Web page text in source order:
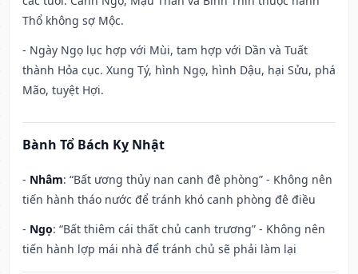
Thổ không sợ Mộc.
- Ngày Ngọ lục hợp với Mùi, tam hợp với Dần và Tuất
thành Hỏa cục. Xung Tý, hình Ngọ, hình Dậu, hại Sửu, phá
Mão, tuyệt Hợi.
Bành Tổ Bách Kỵ Nhật
- Nhâm: “Bất ương thủy nan canh đê phòng” - Không nên
tiến hành tháo nước để tránh khó canh phòng đê điều
- Ngọ: “Bất thiêm cái thất chủ canh trương” - Không nên
tiến hành lợp mái nhà để tránh chủ sẽ phải làm lại